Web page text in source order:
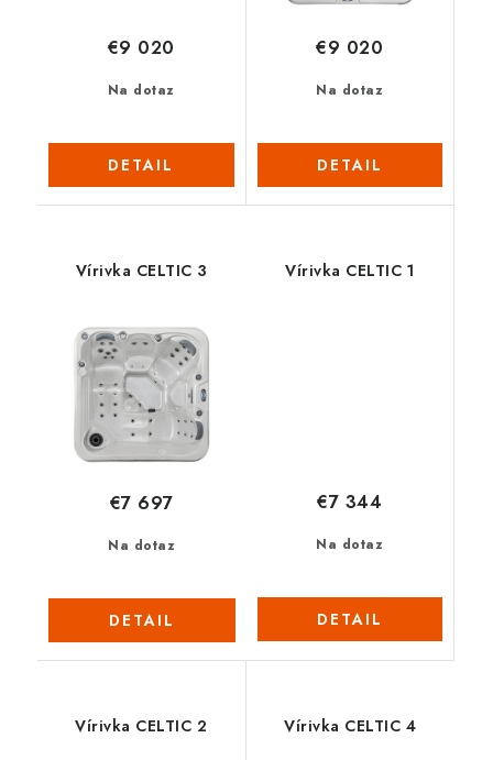
Na dotaz
€9 020
DETAIL
Na dotaz
€9 020
DETAIL
Vírivka CELTIC 3
Na dotaz
€7 697
DETAIL
Vírivka CELTIC 1
Na dotaz
€7 344
DETAIL
Vírivka CELTIC 2 Vírivka CELTIC 4